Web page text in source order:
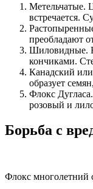
Метельчатые.
встречается.
преобладают
Шиловидные.
кончиками.
Канадский
образует
Флокс
розовый и
Борьба с
Флокс многолетний